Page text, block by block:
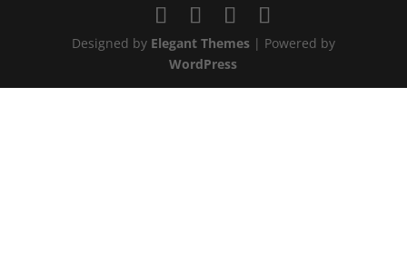
Designed by Elegant Themes| Powered by
WordPress